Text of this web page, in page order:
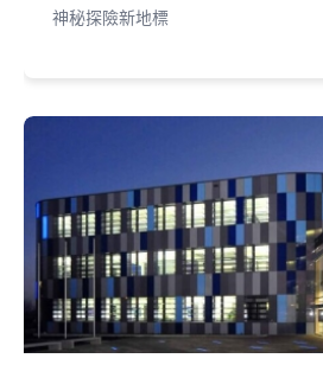
神秘探險新地標